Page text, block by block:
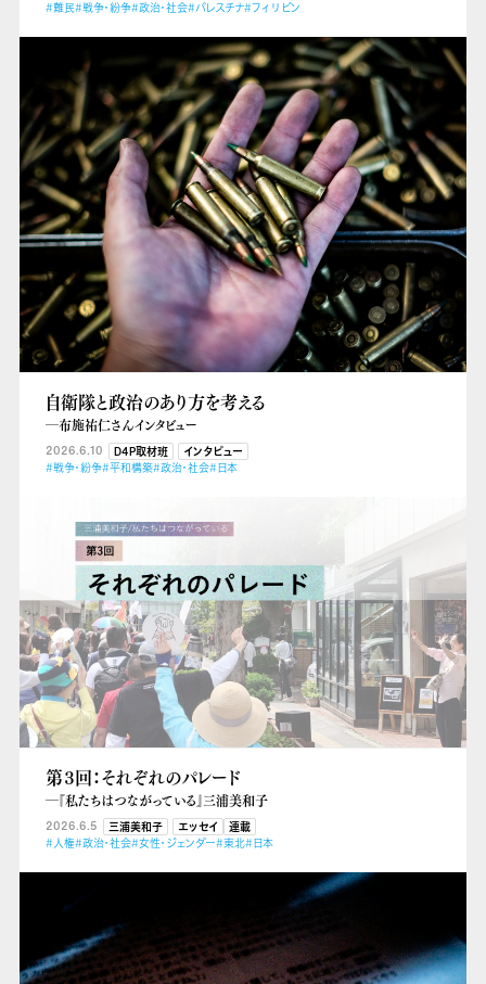
#難民#戦争・紛争#政治・社会#パレスチナ#フィリピン
自衛隊と政治のあり方を考える
―布施祐仁さんインタビュー
2026.6.10 D4P取材班
インタビュー
#戦争・紛争#平和構築#政治・社会#日本
第３回：それぞれのパレード
―『私たちはつながっている』三浦美和子
2026.6.5 三浦美和子 エッセイ
連載
#人権#政治・社会#女性・ジェンダー#東北#日本